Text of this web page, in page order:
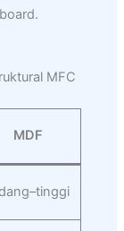
MFC
MDF